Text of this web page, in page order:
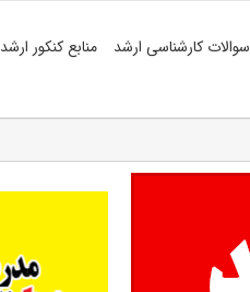
سوالات کارشناسی ارشد منابع کنکور ارشد